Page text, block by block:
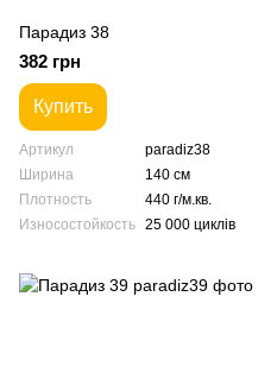
Парадиз 38
382 грн
Купить
Артикул
paradiz38
Ширина
140 см
Плотность
440 г/м.кв.
Износостойкость 25 000 циклів